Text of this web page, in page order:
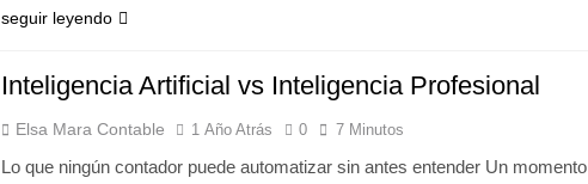
seguir leyendo
Inteligencia Artificial vs Inteligencia Profesional
Elsa Mara Contable 1 Año Atrás 0 7 Minutos
Lo que ningún contador puede automatizar sin antes entender Un momento